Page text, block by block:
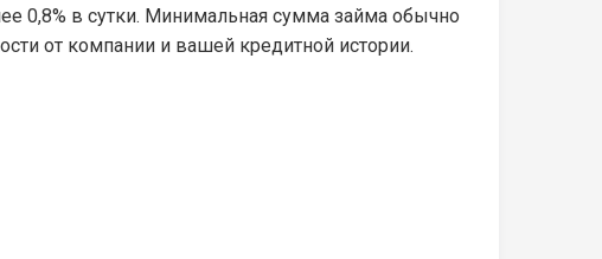
0,8% в сутки. Минимальная сумма займа обычно
от компании и вашей кредитной истории.